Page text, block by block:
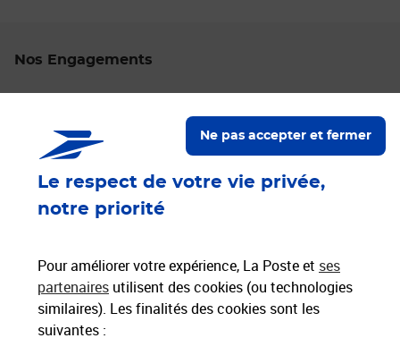
Le respect de votre vie privée,
notre priorité
Pour améliorer votre expérience, La Poste et ses
partenaires utilisent des cookies (ou technologies
similaires). Les finalités des cookies sont les
suivantes :
Ne pas accepter et fermer
Nos Engagements
Localiser un bureau de poste
Paiements 100% sécurisés
Hors livres et hors produits marketplace
Nos engagements
sociétaux et environnementaux